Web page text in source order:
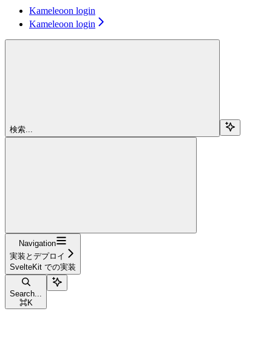
Kameleoon login
Kameleoon login
検索...
Navigation
実装とデプロイ
SvelteKit での実装
Search...
⌘K